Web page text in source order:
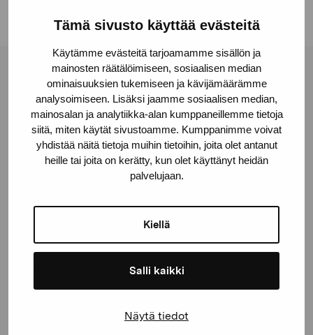
Tämä sivusto käyttää evästeitä
Käytämme evästeitä tarjoamamme sisällön ja
mainosten räätälöimiseen, sosiaalisen median
ominaisuuksien tukemiseen ja kävijämäärämme
analysoimiseen. Lisäksi jaamme sosiaalisen median,
mainosalan ja analytiikka-alan kumppaneillemme tietoja
siitä, miten käytät sivustoamme. Kumppanimme voivat
yhdistää näitä tietoja muihin tietoihin, joita olet antanut
heille tai joita on kerätty, kun olet käyttänyt heidän
palvelujaan.
Kiellä
Salli kaikki
Näytä tiedot
Stiftelsen Pro Artibus
Gustav Wasas gata 11
10600 Ekenäs
proartibus@proartibus.fi